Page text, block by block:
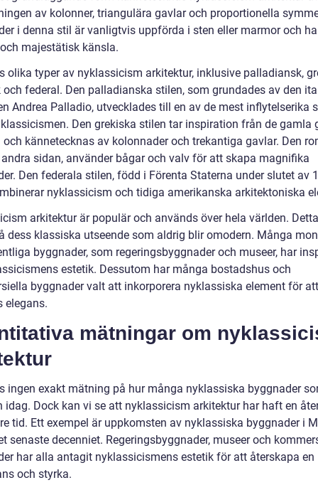
av kolonner, triangulära gavlar och proportionella
i denna stil är vanligtvis uppförda i sten eller marmor och
majestätisk känsla.
olika typer av nyklassicism arkitektur, inklusive palladiansk,
och federal. Den palladianska stilen, som grundades av den
Andrea Palladio, utvecklades till en av de mest inflytelserika
Den grekiska stilen tar inspiration från de gamla
och kännetecknas av kolonnader och trekantiga gavlar. Den
sidan, använder bågar och valv för att skapa magnifika
Den federala stilen, född i Förenta Staterna under slutet av
nyklassicism och tidiga amerikanska arkitektoniska
arkitektur är populär och används över hela världen.
dess klassiska utseende som aldrig blir omodern. Många
byggnader, som regeringsbyggnader och museer, har
estetik. Dessutom har många bostadshus och
byggnader valt att inkorporera nyklassiska element för
elegans.
mätningar om
ingen exakt mätning på hur många nyklassiska byggnader
idag. Dock kan vi se att nyklassicism arkitektur har haft en
tid. Ett exempel är uppkomsten av nyklassiska byggnader i
senaste decenniet. Regeringsbyggnader, museer och
har alla antagit nyklassicismens estetik för att återskapa en
och styrka.